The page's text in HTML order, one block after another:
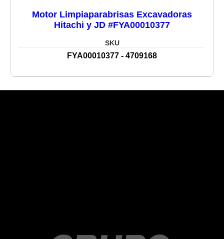
Motor Limpiaparabrisas Excavadoras
Hitachi y JD #FYA00010377
SKU
FYA00010377 - 4709168